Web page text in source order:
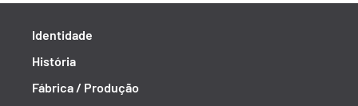
Identidade
História
Fábrica / Produção